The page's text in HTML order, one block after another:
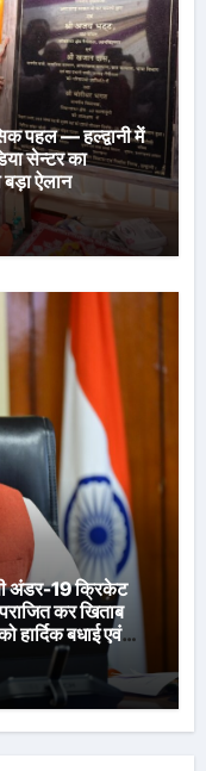
पहल — हल्द्वानी में
सेन्टर का
बड़ा ऐलान
अंडर-19 क्रिकेट
कर खिताब
बधाई एवं